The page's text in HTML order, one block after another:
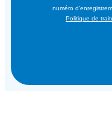
numéro
Politique de